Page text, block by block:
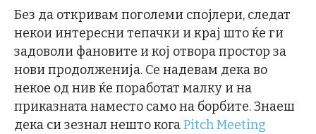
Без да откривам поголеми спојлери, следат
некои интересни тепачки и крај што ќе ги
задоволи фановите и кој отвора простор за
нови продолженија. Се надевам дека во
некое од нив ќе поработат малку и на
приказната наместо само на борбите. Знаеш
дека си зезнал нешто когаPitch Meeting